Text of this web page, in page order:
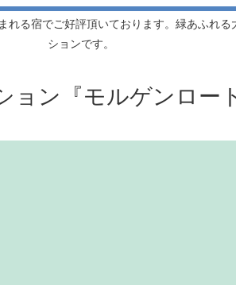
る宿でご好評頂いております。緑あふれ
ションです。
ョン『モルゲンロー